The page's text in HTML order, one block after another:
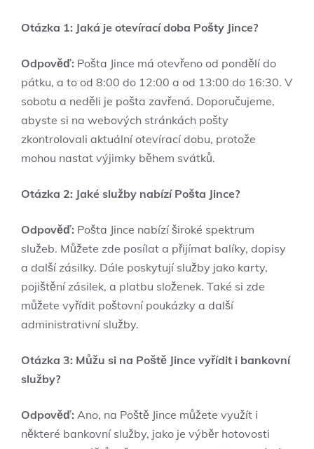
Otázka 1: Jaká je otevírací doba Pošty Jince?
Odpověď: Pošta Jince má otevřeno od pondělí do
pátku, a to od 8:00 do 12:00 a od 13:00 do 16:30. V
sobotu a neděli je pošta zavřená. Doporučujeme,
abyste si na webových stránkách pošty
zkontrolovali aktuální otevírací dobu, protože
mohou nastat výjimky během svátků.
Otázka 2: Jaké služby nabízí Pošta Jince?
Odpověď: Pošta Jince nabízí široké spektrum
služeb. Můžete zde posílat a přijímat balíky, dopisy
a další zásilky. Dále poskytují služby jako karty,
pojištění zásilek, a platbu složenek. Také si zde
můžete vyřídit poštovní poukázky a další
administrativní služby.
Otázka 3: Můžu si na Poště Jince vyřídit i bankovní
služby?
Odpověď: Ano, na Poště Jince můžete využít i
některé bankovní služby, jako je výběr hotovosti